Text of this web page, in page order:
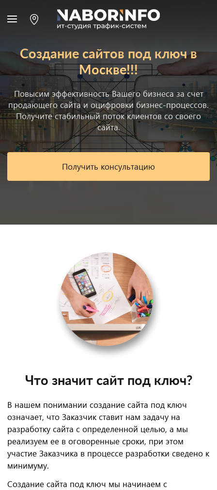
Создание сайтов под ключ в
Москве!!!
Повысим эффективность Вашего бизнеса за счет
продающего сайта и оцифровки бизнес-процессов.
Получите стабильный поток клиентов со своего
сайта.
Получить консультацию
Что значит сайт под ключ?
В нашем понимании создание сайта под ключ
означает, что Заказчик ставит нам задачу на
разработку сайта с определенной целью, а мы
реализуем ее в оговоренные сроки, при этом
участие Заказчика в процессе разработки сведено к
минимуму.
Создание сайта под ключ мы начинаем с